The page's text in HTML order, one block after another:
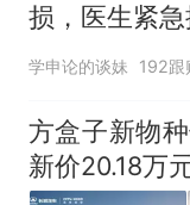
损，医生紧
学申论的谈妹 192跟
方盒子新物
新价20.18万